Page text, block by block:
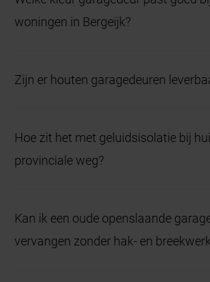
woningen in Bergeijk?
populair en passen goed in het
Zijn er houten garagedeuren
houtdecor beschikbaar.
Hoe zit het met geluidsisolatie bij
provinciale weg?
minimaal 42 mm dikte.
Kan ik een oude openslaande
vervangen zonder hak- en